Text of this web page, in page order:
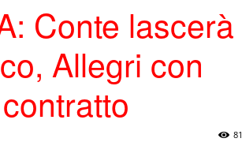
Conte lascerà
Allegri con
81